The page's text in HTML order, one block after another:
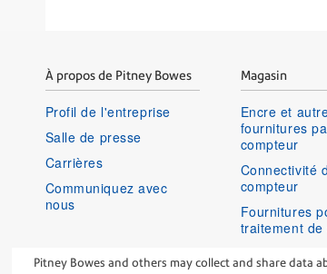
Pitney Bowes and others may collect and share data
À propos de Pitney Bowes
Profil de l'entreprise
Salle de presse
Carrières
Communiquez avec
nous
Magasin
Encre et
fournitures
compteur
Connectivité
compteur
Fournitures
traitement
Historique de
commandes